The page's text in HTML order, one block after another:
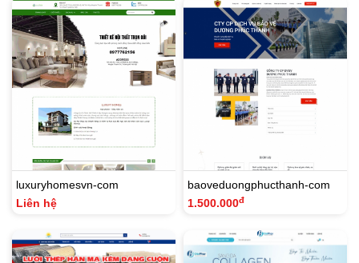
luxuryhomesvn-com
Liên hệ
baoveduongphucthanh-com
1.500.000đ